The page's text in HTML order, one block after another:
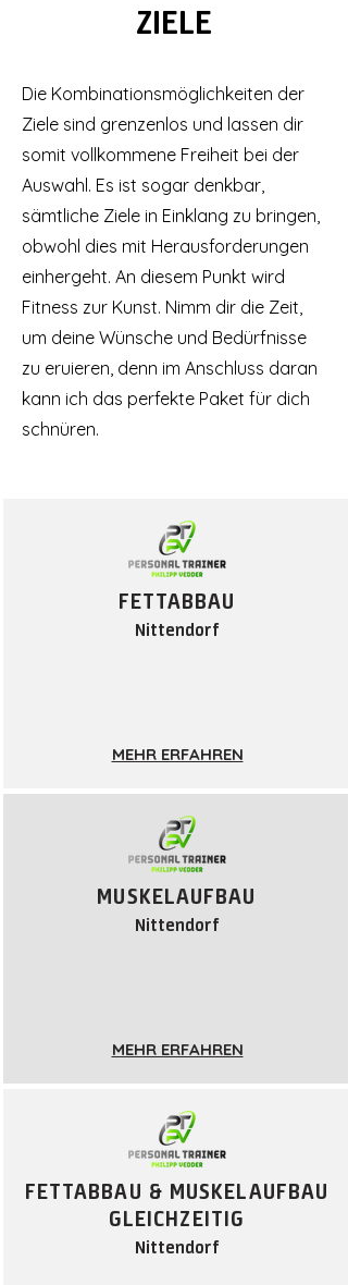
ZIELE
Die Kombinationsmöglichkeiten der
Ziele sind grenzenlos und lassen dir
somit vollkommene Freiheit bei der
Auswahl. Es ist sogar denkbar,
sämtliche Ziele in Einklang zu bringen,
obwohl dies mit Herausforderungen
einhergeht. An diesem Punkt wird
Fitness zur Kunst. Nimm dir die Zeit,
um deine Wünsche und Bedürfnisse
zu eruieren, denn im Anschluss daran
kann ich das perfekte Paket für dich
schnüren.
FETTABBAU
Nittendorf
MEHR ERFAHREN
MUSKELAUFBAU
Nittendorf
MEHR ERFAHREN
FETTABBAU & MUSKELAUFBAU
GLEICHZEITIG
Nittendorf